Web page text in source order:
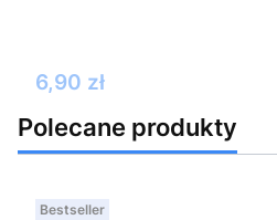
Cena
6,90 zł
Polecane produkty
Bestseller